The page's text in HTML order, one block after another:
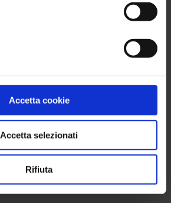
Accetta cookie
Accetta selezionati
Rifiuta